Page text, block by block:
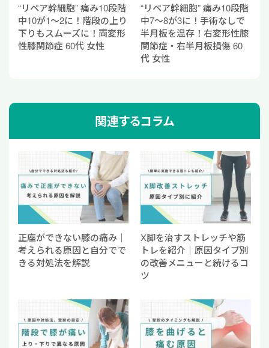
“リペア幹細胞” 痛み10段階
中10が1〜2に！階段の上り
下りもスムーズに！両変形
性膝関節症 60代 女性
“リペア幹細胞” 痛み10段階
中7〜8が3に！手術なしで
半月板を温存！右変形性膝
関節症・右半月板損傷 60
代 女性
関連するコラム
正座ができない膝の痛み｜
考えられる原因と自分でで
きる対処法を解説
X脚を治すストレッチや筋
トレを紹介｜原因タイプ別
の改善メニューと続けるコ
ツ